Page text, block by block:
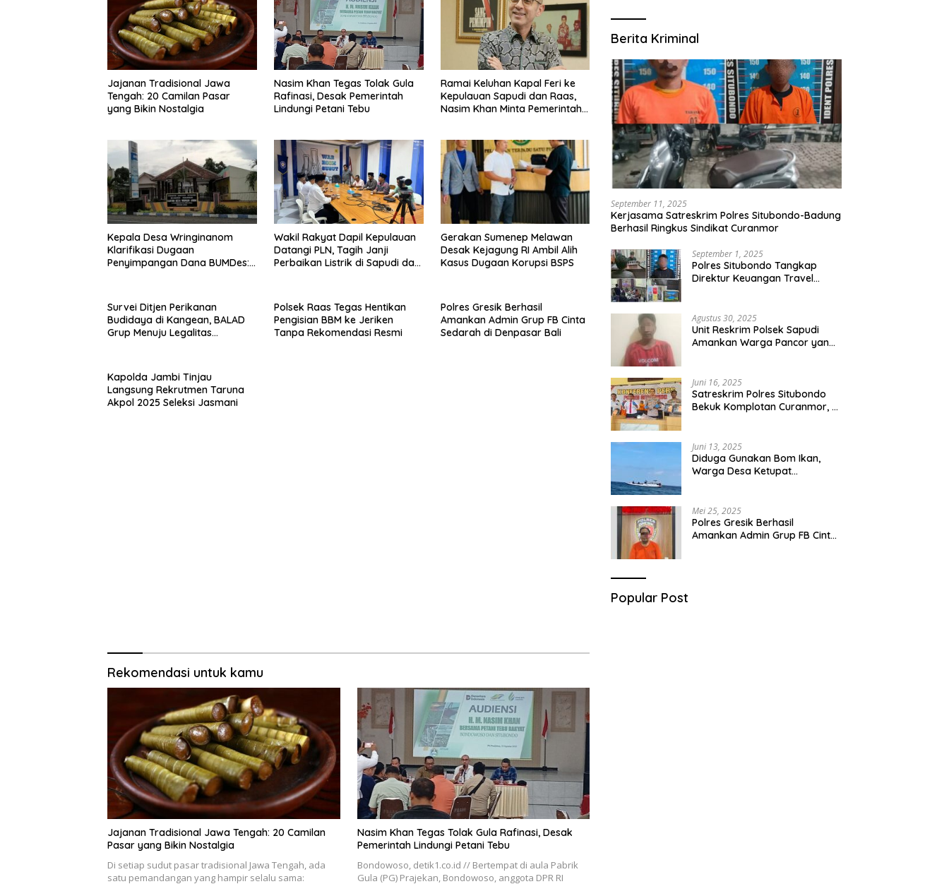
Jajanan Tradisional Jawa
Tengah: 20 Camilan Pasar
yang Bikin Nostalgia
Nasim Khan Tegas Tolak Gula
Rafinasi, Desak Pemerintah
Lindungi Petani Tebu
Ramai Keluhan Kapal Feri ke
Kepulauan Sapudi dan Raas,
Nasim Khan Minta Pemerintah
Kepala Desa Wringinanom
Klarifikasi Dugaan
Penyimpangan Dana BUMDes:
Wakil Rakyat Dapil Kepulauan
Datangi PLN, Tagih Janji
Perbaikan Listrik di Sapudi dan
Gerakan Sumenep Melawan
Desak Kejagung RI Ambil Alih
Kasus Dugaan Korupsi BSPS
Survei Ditjen Perikanan
Budidaya di Kangean, BALAD
Grup Menuju Legalitas
Polsek Raas Tegas Hentikan
Pengisian BBM ke Jeriken
Tanpa Rekomendasi Resmi
Polres Gresik Berhasil
Amankan Admin Grup FB Cinta
Sedarah di Denpasar Bali
Kapolda Jambi Tinjau
Langsung Rekrutmen Taruna
Akpol 2025 Seleksi Jasmani
Rekomendasi untuk kamu
Jajanan Tradisional Jawa Tengah: 20 Camilan
Pasar yang Bikin Nostalgia
Di setiap sudut pasar tradisional Jawa Tengah, ada
satu pemandangan yang hampir selalu sama:
Nasim Khan Tegas Tolak Gula Rafinasi, Desak
Pemerintah Lindungi Petani Tebu
Bondowoso, detik1.co.id // Bertempat di aula Pabrik
Gula (PG) Prajekan, Bondowoso, anggota DPR RI
Berita Kriminal
September 11, 2025
Kerjasama Satreskrim Polres Situbondo-Badung
Berhasil Ringkus Sindikat Curanmor
September 1, 2025
Polres Situbondo Tangkap
Direktur Keuangan Travel
Agustus 30, 2025
Unit Reskrim Polsek Sapudi
Amankan Warga Pancor yang
Juni 16, 2025
Satreskrim Polres Situbondo
Bekuk Komplotan Curanmor, 9
Juni 13, 2025
Diduga Gunakan Bom Ikan,
Warga Desa Ketupat
Mei 25, 2025
Polres Gresik Berhasil
Amankan Admin Grup FB Cinta
Popular Post